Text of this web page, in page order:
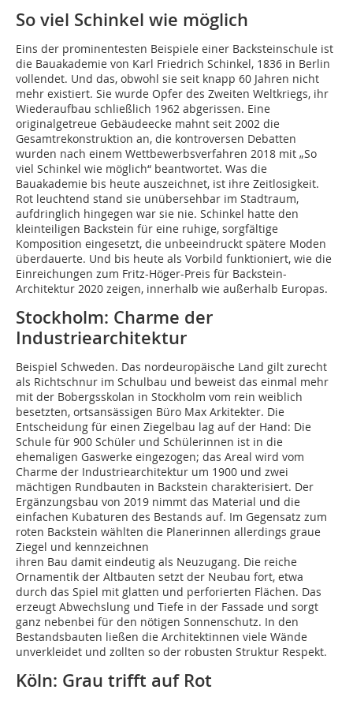
So viel Schinkel wie möglich
Eins der prominentesten Beispiele einer Backsteinschule ist
die Bauakademie von Karl Friedrich Schinkel, 1836 in Berlin
vollendet. Und das, obwohl sie seit knapp 60 Jahren nicht
mehr existiert. Sie wurde Opfer des Zweiten Weltkriegs, ihr
Wiederaufbau schließlich 1962 abgerissen. Eine
originalgetreue Gebäudeecke mahnt seit 2002 die
Gesamtrekonstruktion an, die kontroversen Debatten
wurden nach einem Wettbewerbsverfahren 2018 mit „So
viel Schinkel wie möglich“ beantwortet. Was die
Bauakademie bis heute auszeichnet, ist ihre Zeitlosigkeit.
Rot leuchtend stand sie unübersehbar im Stadtraum,
aufdringlich hingegen war sie nie. Schinkel hatte den
kleinteiligen Backstein für eine ruhige, sorgfältige
Komposition eingesetzt, die unbeeindruckt spätere Moden
überdauerte. Und bis heute als Vorbild funktioniert, wie die
Einreichungen zum Fritz-Höger-Preis für Backstein-
Architektur 2020 zeigen, innerhalb wie außerhalb Europas.
Stockholm: Charme der
Industriearchitektur
Beispiel Schweden. Das nordeuropäische Land gilt zurecht
als Richtschnur im Schulbau und beweist das einmal mehr
mit der Bobergsskolan in Stockholm vom rein weiblich
besetzten, ortsansässigen Büro Max Arkitekter. Die
Entscheidung für einen Ziegelbau lag auf der Hand: Die
Schule für 900 Schüler und Schülerinnen ist in die
ehemaligen Gaswerke eingezogen; das Areal wird vom
Charme der Industriearchitektur um 1900 und zwei
mächtigen Rundbauten in Backstein charakterisiert. Der
Ergänzungsbau von 2019 nimmt das Material und die
einfachen Kubaturen des Bestands auf. Im Gegensatz zum
roten Backstein wählten die Planerinnen allerdings graue
Ziegel und kennzeichnen
ihren Bau damit eindeutig als Neuzugang. Die reiche
Ornamentik der Altbauten setzt der Neubau fort, etwa
durch das Spiel mit glatten und perforierten Flächen. Das
erzeugt Abwechslung und Tiefe in der Fassade und sorgt
ganz nebenbei für den nötigen Sonnenschutz. In den
Bestandsbauten ließen die Architektinnen viele Wände
unverkleidet und zollten so der robusten Struktur Respekt.
Köln: Grau trifft auf Rot